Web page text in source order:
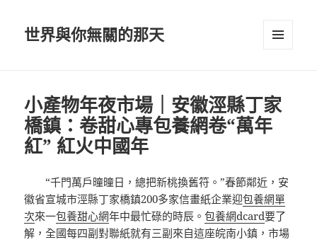
世界與你無關的那天
小產物年夜市場｜安徽涇縣丁家
橋鎮：卷甜心專包養網卷“萬年
紅” 紅火中國年
“千門萬戶曈曈日，總把新桃換舊符。”春節鄰近，安
徽省宣城市涇縣丁家橋鎮200多家信畫紙企業迎包養網單
次來一包養甜心網年中最忙碌的時辰。包養網dcard要了
解，全國每四副對聯紙就有三副來自這座皖南小鎮，市場